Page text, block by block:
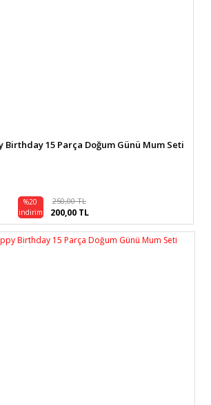
Birthday 15 Parça Doğum Günü Mum Seti
%20
indirim
250,00 TL
200,00 TL